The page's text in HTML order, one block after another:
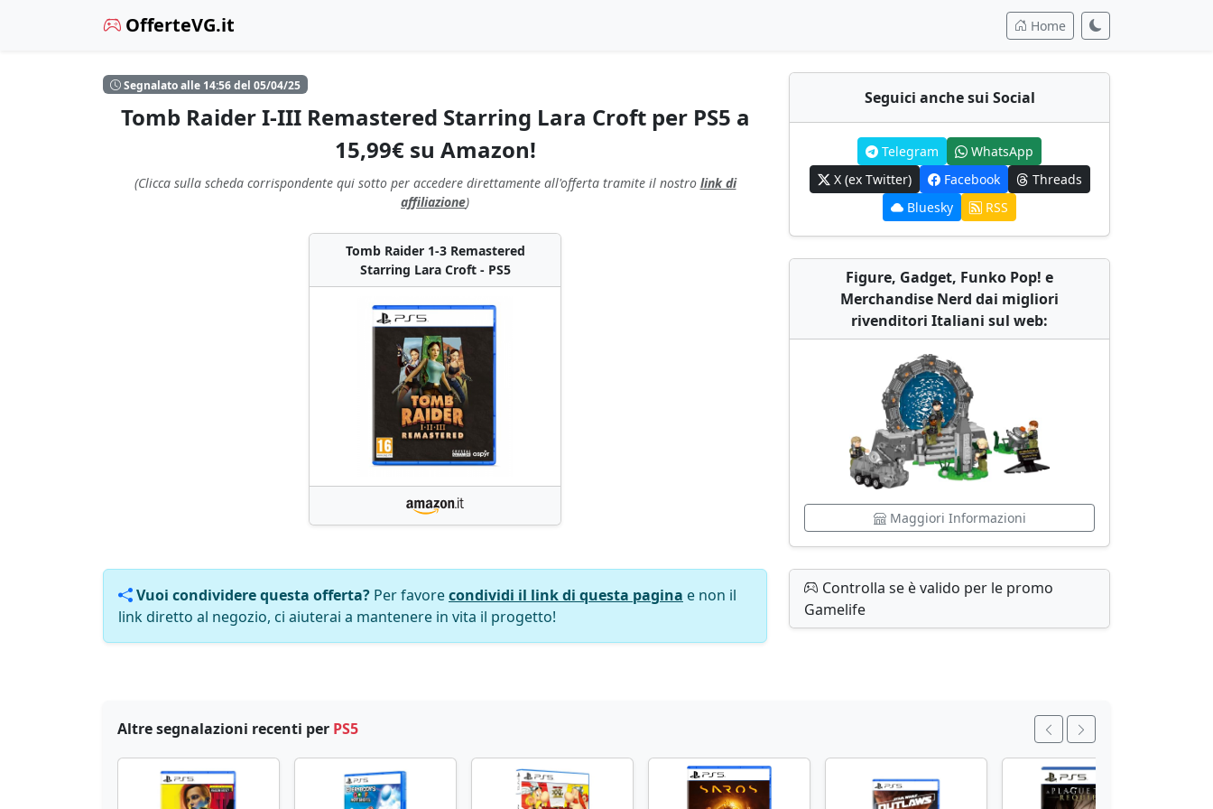
OfferteVG.it Home
Segnalato alle 14:56 del 05/04/25
Tomb Raider I-III Remastered Starring Lara Croft per PS5 a
15,99€ su Amazon!
(Clicca sulla scheda corrispondente qui sotto per accedere direttamente all'offerta tramite il nostro link di
affiliazione)
Tomb Raider 1-3 Remastered
Starring Lara Croft - PS5
Vuoi condividere questa offerta? Per favorecondividi il link di questa pagina e non il
link diretto al negozio, ci aiuterai a mantenere in vita il progetto!
Seguici anche sui Social
Telegram
WhatsApp
X (ex Twitter)
Facebook
Threads
Bluesky
RSS
Figure, Gadget, Funko Pop! e
Merchandise Nerd dai migliori
rivenditori Italiani sul web:
Maggiori Informazioni
Controlla se è valido per le promo
Gamelife
Altre segnalazioni recenti per PS5